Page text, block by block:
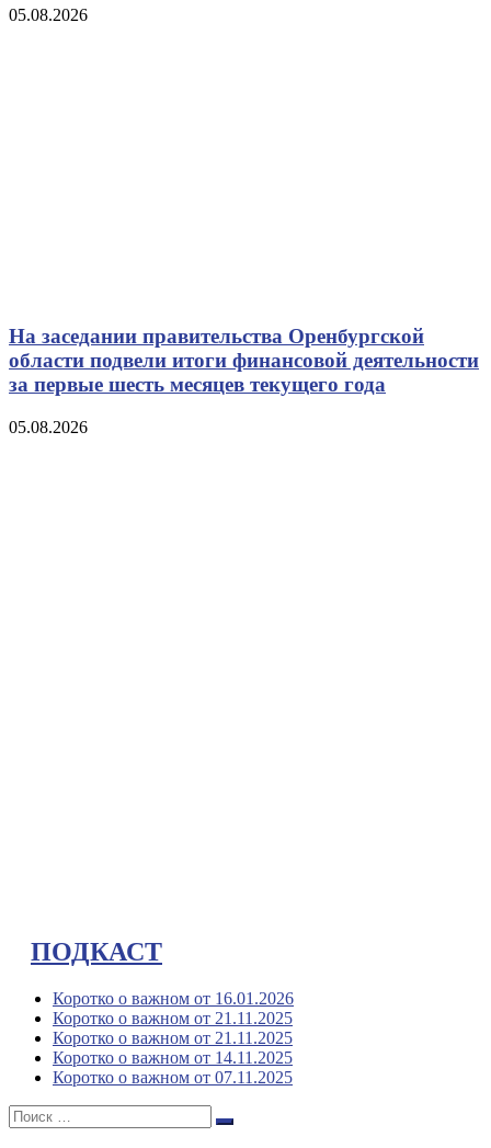
05.08.2026
На заседании правительства Оренбургской
области подвели итоги финансовой деятельности
за первые шесть месяцев текущего года
05.08.2026
ПОДКАСТ
Коротко о важном от 16.01.2026
Коротко о важном от 21.11.2025
Коротко о важном от 21.11.2025
Коротко о важном от 14.11.2025
Коротко о важном от 07.11.2025
Поиск:
Поиск